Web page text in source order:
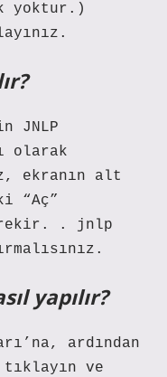
yoktur.)
JNLP
olarak
ekranın alt
“Aç”
. jnlp
yapılır?
ardından
ve